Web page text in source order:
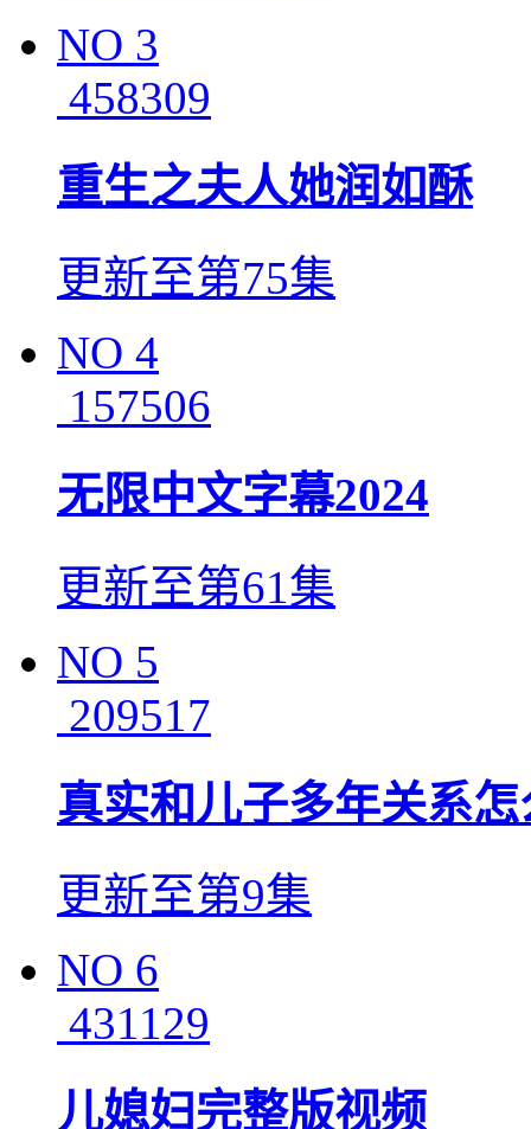
NO 3
458309
重生之夫人她润如酥
更新至第75集
NO 4
157506
无限中文字幕2024
更新至第61集
NO 5
209517
真实和儿子多年关系怎
更新至第9集
NO 6
431129
儿媳妇完整版视频